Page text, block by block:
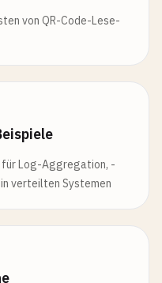
von QR-Code-Lese-
für Log-Aggregation, -
verteilten Systemen